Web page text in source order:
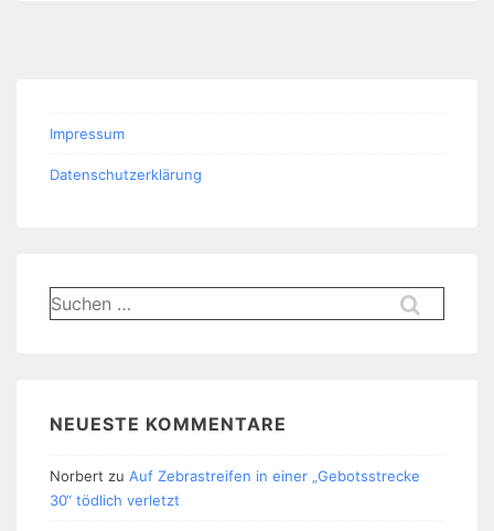
Impressum
Datenschutzerklärung
Suchen
nach:
NEUESTE KOMMENTARE
Norbert zu Auf Zebrastreifen in einer „Gebotsstrecke
30“ tödlich verletzt